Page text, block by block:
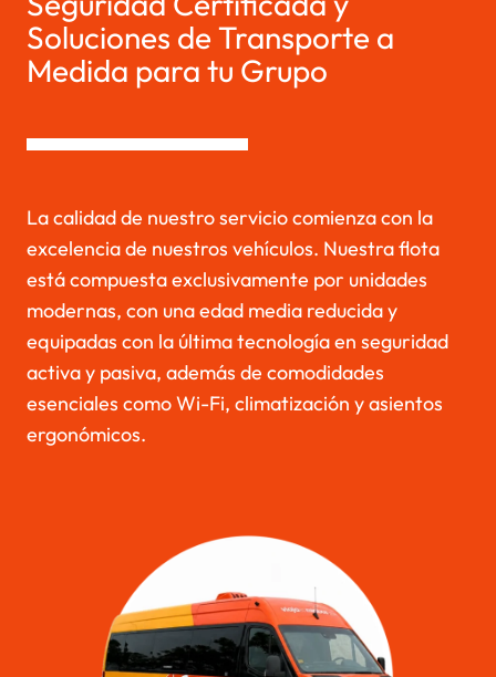
Soluciones de Transporte a
Medida para tu Grupo
La calidad de nuestro servicio comienza con la
excelencia de nuestros vehículos. Nuestra flota
está compuesta exclusivamente por unidades
modernas, con una edad media reducida y
equipadas con la última tecnología en seguridad
activa y pasiva, además de comodidades
esenciales como Wi-Fi, climatización y asientos
ergonómicos.